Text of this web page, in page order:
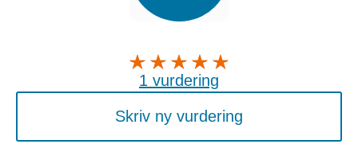
1 vurdering
Skriv ny vurdering